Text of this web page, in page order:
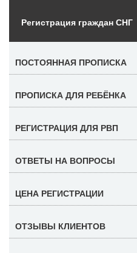
Регистрация граждан СНГ
ПОСТОЯННАЯ ПРОПИСКА
ПРОПИСКА ДЛЯ РЕБЁНКА
РЕГИСТРАЦИЯ ДЛЯ РВП
ОТВЕТЫ НА ВОПРОСЫ
ЦЕНА РЕГИСТРАЦИИ
ОТЗЫВЫ КЛИЕНТОВ